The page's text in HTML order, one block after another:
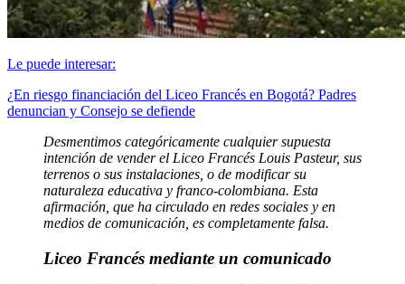
Le puede interesar:
¿En riesgo financiación del Liceo Francés en Bogotá? Padres
denuncian y Consejo se defiende
Desmentimos categóricamente cualquier supuesta
intención de vender el Liceo Francés Louis Pasteur, sus
terrenos o sus instalaciones, o de modificar su
naturaleza educativa y franco-colombiana. Esta
afirmación, que ha circulado en redes sociales y en
medios de comunicación, es completamente falsa.
Liceo Francés mediante un comunicado